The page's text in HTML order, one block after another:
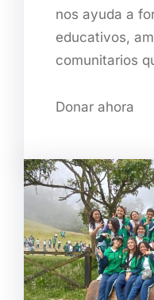
nos ayuda a
educativos,
comunitarios
Donar ahora